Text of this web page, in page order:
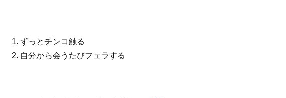
ずっとチンコ触る
自分から会うたびフェラする